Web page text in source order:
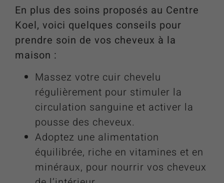
En plus des soins proposés au Centre
Koel, voici quelques conseils pour
prendre soin de vos cheveux à la
maison :
Massez votre cuir chevelu
régulièrement pour stimuler la
circulation sanguine et activer la
pousse des cheveux.
Adoptez une alimentation
équilibrée, riche en vitamines et en
minéraux, pour nourrir vos cheveux